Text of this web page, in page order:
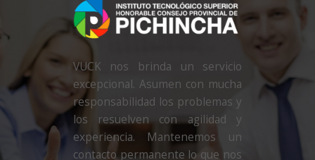
VUCK nos brinda un servicio
excepcional. Asumen con mucha
responsabilidad los problemas y
los resuelven con agilidad y
experiencia. Mantenemos un
contacto permanente lo que nos